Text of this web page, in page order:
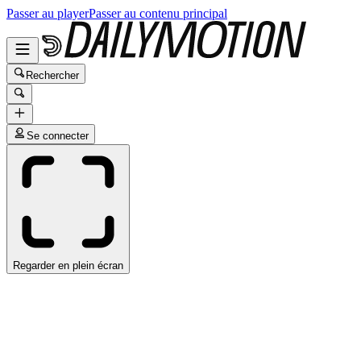
Passer au playerPasser au contenu principal
Rechercher
Se connecter
Regarder en plein écran